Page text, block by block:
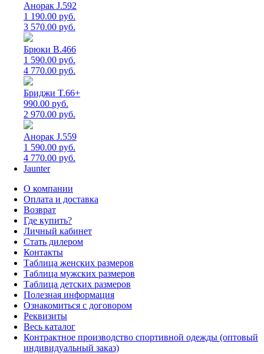
Анорак J.592
1 190.00 руб.
3 570.00 руб.
Брюки B.466
1 590.00 руб.
4 770.00 руб.
Бриджи T.66+
990.00 руб.
2 970.00 руб.
Анорак J.559
1 590.00 руб.
4 770.00 руб.
Jaunter
О компании
Оплата и доставка
Возврат
Где купить?
Личный кабинет
Стать дилером
Контакты
Таблица женских размеров
Таблица мужских размеров
Таблица детских размеров
Полезная информация
Ознакомиться с договором
Реквизиты
Весь каталог
Контрактное производство спортивной одежды (оптовый
индивидуальный заказ)